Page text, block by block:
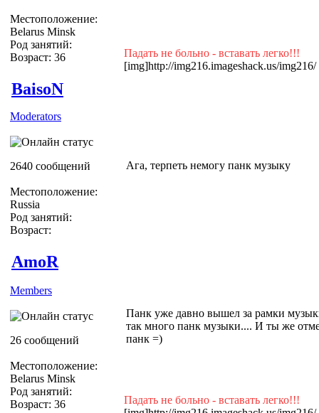
Местоположение:
Belarus Minsk
Род занятий:
Возраст: 36
Падать не больно - вставать легко!!!
[img]http://img216.imageshack.us/img216/
BaisoN
Moderators
2640 сообщений
Местоположение:
Russia
Род занятий:
Возраст:
Ага, терпеть немогу панк музыку
AmoR
Members
26 сообщений
Местоположение:
Belarus Minsk
Род занятий:
Возраст: 36
Панк уже давно вышел за рамки
так много панк музыки.... И ты же
панк =)
Падать не больно - вставать легко!!!